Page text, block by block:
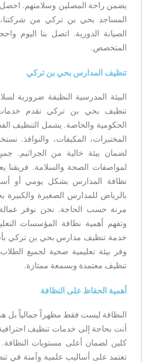
يضمن راحة المصلين وسلامتهم.
المساجد بحي بن تركي من
الصيانة الدورية. اتصل بنا اليوم
المتخصص.
تنظيف المدارس بحي بن تركي
البيئة المدرسية النظيفة ضرورية
تنظيف بحي بن تركي تقدم
الحكومية والخاصة. يشمل التنظيف
المختبرات، المكيفات، والنوافذ.
لضمان بيئة خالية من الجراثيم.
لمواصفات الصحة والسلامة.
نظافة المدارس بشكل يومي أو
بالرياض للمدارس الصغيرة
مرنة حسب الحاجة. نحن نوفر عمالة
وتفهم أهمية نظافة المؤسسات
خدمة تنظيف مدارس بحي بن تركي
وفر بيئة تعليمية صحية لجميع
تنظيف معتمدة وبسمعة ممتازة.
أهمية الحفاظ على النظافة
النظافة ليست فقط مظهراً جمالياً
أنت بحاجة إلى خدمات تنظيف
كلين لضمان أعلى مستويات
تعتمد على أساليب علمية وآمنة في